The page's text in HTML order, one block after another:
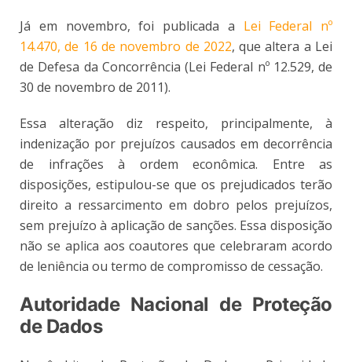
Já em novembro, foi publicada a Lei Federal nº
14.470, de 16 de novembro de 2022, que altera a Lei
de Defesa da Concorrência (Lei Federal nº 12.529, de
30 de novembro de 2011).
Essa alteração diz respeito, principalmente, à
indenização por prejuízos causados em decorrência
de infrações à ordem econômica. Entre as
disposições, estipulou-se que os prejudicados terão
direito a ressarcimento em dobro pelos prejuízos,
sem prejuízo à aplicação de sanções. Essa disposição
não se aplica aos coautores que celebraram acordo
de leniência ou termo de compromisso de cessação.
Autoridade Nacional de Proteção
de Dados